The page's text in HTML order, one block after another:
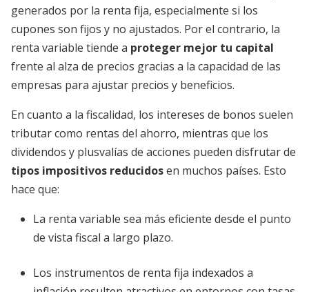
generados por la renta fija, especialmente si los
cupones son fijos y no ajustados. Por el contrario, la
renta variable tiende a proteger mejor tu capital
frente al alza de precios gracias a la capacidad de las
empresas para ajustar precios y beneficios.
En cuanto a la fiscalidad, los intereses de bonos suelen
tributar como rentas del ahorro, mientras que los
dividendos y plusvalías de acciones pueden disfrutar de
tipos impositivos reducidosen muchos países. Esto
hace que:
La renta variable sea más eficiente desde el punto
de vista fiscal a largo plazo.
Los instrumentos de renta fija indexados a